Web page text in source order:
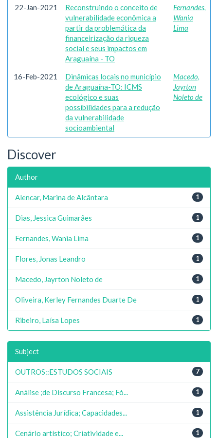
22-Jan-2021
Reconstruindo o conceito de
vulnerabilidade econômica a
partir da problemática da
financeirização da riqueza
social e seus impactos em
Araguaína - TO
Fernandes,
Wania
Lima
16-Feb-2021
Dinâmicas locais no município
de Araguaína-TO: ICMS
ecológico e suas
possibilidades para a redução
da vulnerabilidade
socioambiental
Macedo,
Jayrton
Noleto de
Discover
Author
1
Alencar, Marina de Alcântara
1
Dias, Jessica Guimarães
1
Fernandes, Wania Lima
1
Flores, Jonas Leandro
1
Macedo, Jayrton Noleto de
1
Oliveira, Kerley Fernandes Duarte De
1
Ribeiro, Laísa Lopes
Subject
7
OUTROS::ESTUDOS SOCIAIS
1
Análise ;de Discurso Francesa; Fó...
1
Assistência Jurídica; Capacidades...
1
Cenário artístico; Criatividade e...